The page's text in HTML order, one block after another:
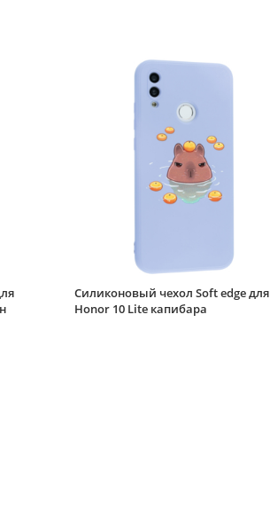
book для Honor 10
Lite красная
Силиконовый чехол
Soft edge для Honor
10 Lite хмутречко
Силиконовый чехол
Flower для Honor 10
Силиконовый чехол
Picture для Honor 10
Lite Сердце розовый
Силиконовый чехол Soft edge для
Honor 10 Lite капибара